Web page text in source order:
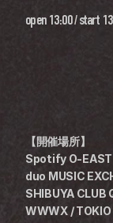
open 13:00 / start
【開催場所】
Spotify O-
duo MUSIC
SHIBUYA
WWWX / TOKIO